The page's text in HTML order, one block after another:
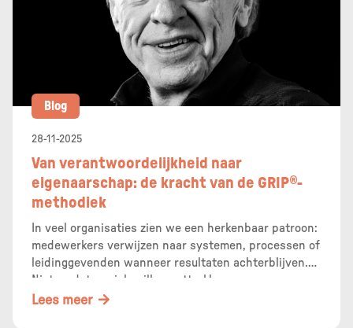
28-11-2025
Van verantwoordelijkheid naar
eigenaarschap: de kracht van de GRIP®-
methodiek
In veel organisaties zien we een herkenbaar patroon:
medewerkers verwijzen naar systemen, processen of
leidinggevenden wanneer resultaten achterblijven.
Niet omdat ze zich willen onttrekken aan
verantwoordelijkheid, maar omdat de dagelijkse
Blog
Lees meer